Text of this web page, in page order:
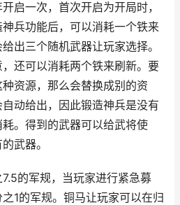
启一次，首次开启为开局时，
兵功能后，可以消耗一个铁来
出三个随机武器让玩家选择。
还可以消耗两个铁来刷新。要
资源，那么会替换成别的资
动给出，因此锻造神兵是没有
。得到的武器可以给武将使
武器。
的军规，当玩家进行紧急募
1的军规。铜马让玩家可以在归